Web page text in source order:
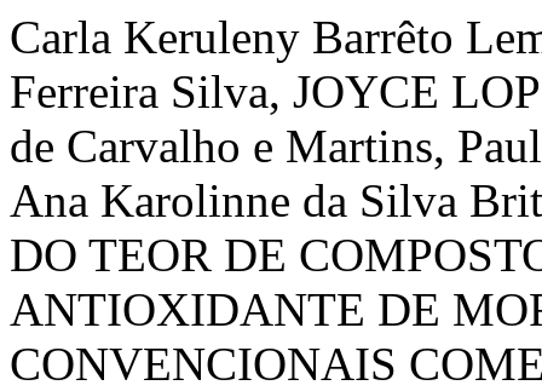
Carla Keruleny Barrêto
Ferreira Silva, JOYCE
de Carvalho e Martins,
Ana Karolinne da Silva
DO TEOR DE
ANTIOXIDANTE DE
CONVENCIONAIS